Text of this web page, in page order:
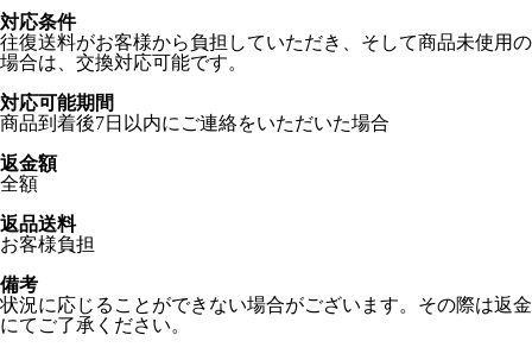
対応条件
往復送料がお客様から負担していただき、そして商品未使用の
場合は、交換対応可能です。
対応可能期間
商品到着後7日以内にご連絡をいただいた場合
返金額
全額
返品送料
お客様負担
備考
状況に応じることができない場合がございます。その際は返金
にてご了承ください。